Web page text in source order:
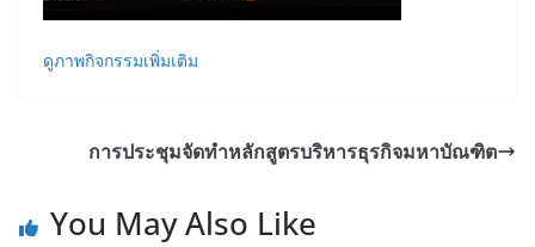
ดูภาพกิจกรรมเพิ่มเติม
การประชุมจัดทำหลักสูตรบริหารธุรกิจมหาบัณฑิต
You May Also Like